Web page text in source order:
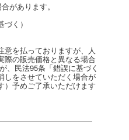
があります。
く）
意を払っておりますが、人
際の販売価格と異なる場合
、民法95条「錯誤に基づく
しをさせていただく場合が
）予めご了承いただけます